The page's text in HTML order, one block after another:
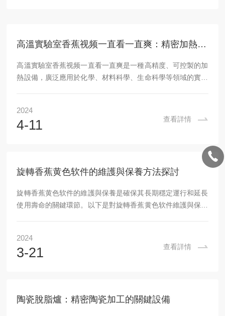
高溫實驗室香蕉视频一直看一直爽：精密加熱的科研設備
高溫實驗室香蕉视频一直看一直爽是一種高精度、可控製的加
熱設備，廣泛應用於化學、材料科學、生命科學等領域的實驗
法以及市場前景，以便更好地了解和應用這一先進設備。用途
高溫實驗室香蕉视频一直看一直爽在科研和實驗室中具有廣泛
溫加熱控製，可精確控製反應溫度和反應時間，提高合成產物
的純度和產率。材料研究：在材料科學領域，該設備可用於材
料的製備、燒結、退火等...
2024
4-11 查看詳情
旋轉香蕉黄色软件的維護與保養方法探討
旋轉香蕉黄色软件的維護與保養是確保其長期穩定運行和延長
使用壽命的關鍵環節。以下是對旋轉香蕉黄色软件維護與保養
等，確保其完好無損，運行正常。定期對爐內進行清潔，清除
爐內殘留物、氧化物和灰塵等雜質，確保爐內清潔無汙。這有
氣係統的安全性...
2024
3-21 查看詳情
陶瓷脫脂爐：精密陶瓷加工的關鍵設備